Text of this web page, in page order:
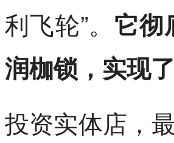
利飞轮”。 它彻
润枷锁，实现
投资实体店，